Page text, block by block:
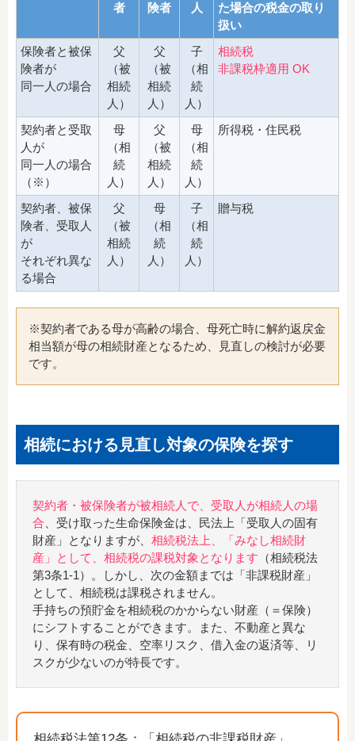
者
険者
人
た場合の税金の取り
扱い
保険者と被保
険者が
同一人の場合
父
（被
相続
人）
父
（被
相続
人）
子
（相
続
人）
相続税
非課税枠適用 OK
契約者と受取
人が
同一人の場合
（※）
母
（相
続
人）
父
（被
相続
人）
母
（相
続
人）
所得税・住民税
契約者、被保
険者、受取人
が
それぞれ異な
る場合
父
（被
相続
人）
母
（相
続
人）
子
（相
続
人）
贈与税
※契約者である母が高齢の場合、母死亡時に解約返戻金
相当額が母の相続財産となるため、見直しの検討が必要
です。
相続における見直し対象の保険を探す
契約者・被保険者が被相続人で、受取人が相続人の場
合 、受け取った生命保険金は、民法上「受取人の固有
財産」となりますが、 相続税法上、「みなし相続財
産」として、相続税の課税対象となります （相続税法
第3条1‐1）。しかし、次の金額までは「非課税財産」
として、相続税は課税されません。
手持ちの預貯金を相続税のかからない財産（＝保険）
にシフトすることができます。また、不動産と異な
り、保有時の税金、空率リスク、借入金の返済等、リ
スクが少ないのが特長です。